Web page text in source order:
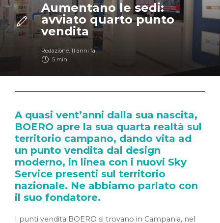
Aumentano le sedi:
avviato quarto punto
vendita
Redazione, 11 anni fa
5 min
A quasi vent’anni dalla sua nascita,
BOERO apre la sua quarta realtà sul
territorio campano, dando vita ad
un punto vendita dal design
moderno, in linea con i nuovi Sky
Service presenti sul territorio
nazionale. Ne abbiamo parlato con
il suo fondatore.
I punti vendita BOERO si trovano in Campania, nel